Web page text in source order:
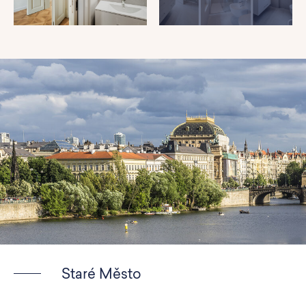
Staré Město